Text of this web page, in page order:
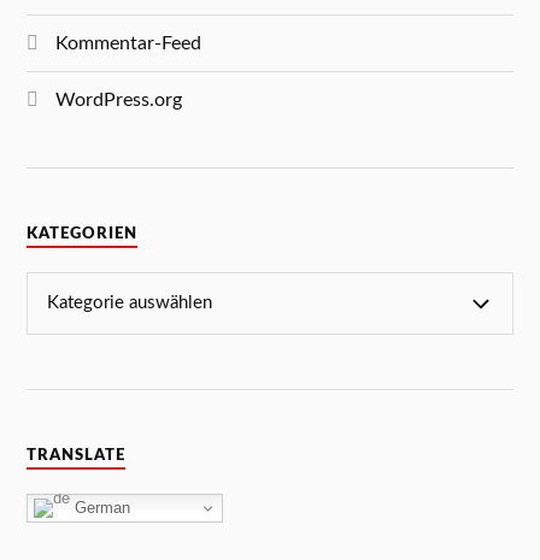
Kommentar-Feed
WordPress.org
KATEGORIEN
TRANSLATE
German